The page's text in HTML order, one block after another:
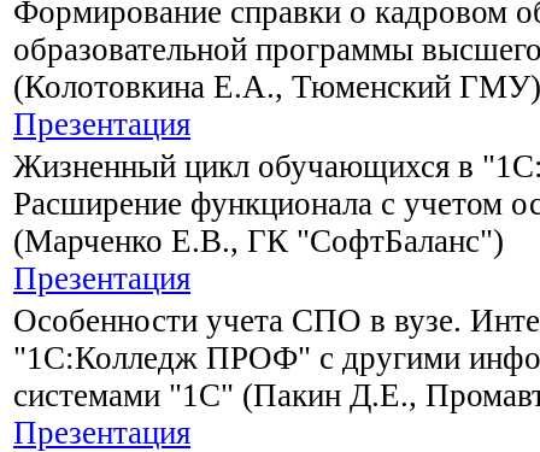
Формирование справки о кадровом
образовательной программы
(Колотовкина Е.А., Тюменский ГМУ)
Презентация
Жизненный цикл обучающихся в
Расширение функционала с учетом
(Марченко Е.В., ГК "СофтБаланс")
Презентация
Особенности учета СПО в вузе.
"1С:Колледж ПРОФ" с другими
системами "1С" (Пакин Д.Е.,
Презентация